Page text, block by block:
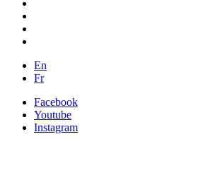
En
Fr
Facebook
Youtube
Instagram